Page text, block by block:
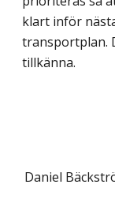
klart inför
transportplan.
tillkänna.
Daniel